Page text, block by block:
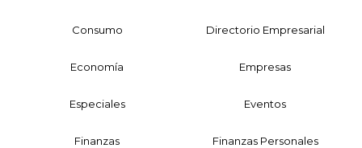
Consumo Directorio Empresarial
Economía Empresas
Especiales Eventos
Finanzas Finanzas Personales